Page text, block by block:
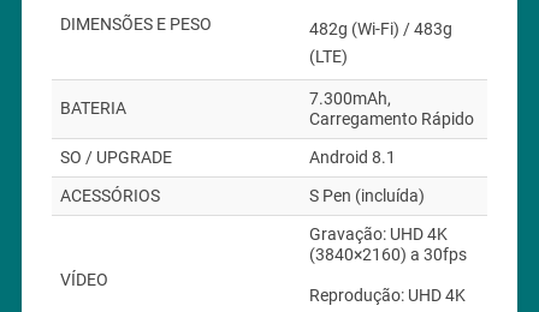
DIMENSÕES E PESO
482g (Wi-Fi) / 483g
(LTE)
BATERIA
7.300mAh,
Carregamento Rápido
SO / UPGRADE
Android 8.1
ACESSÓRIOS
S Pen (incluída)
VÍDEO
Gravação: UHD 4K
(3840×2160) a 30fps
Reprodução: UHD 4K